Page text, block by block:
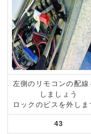
左側のリモコンの配線
しましょう
ロックのビスを外しま
43